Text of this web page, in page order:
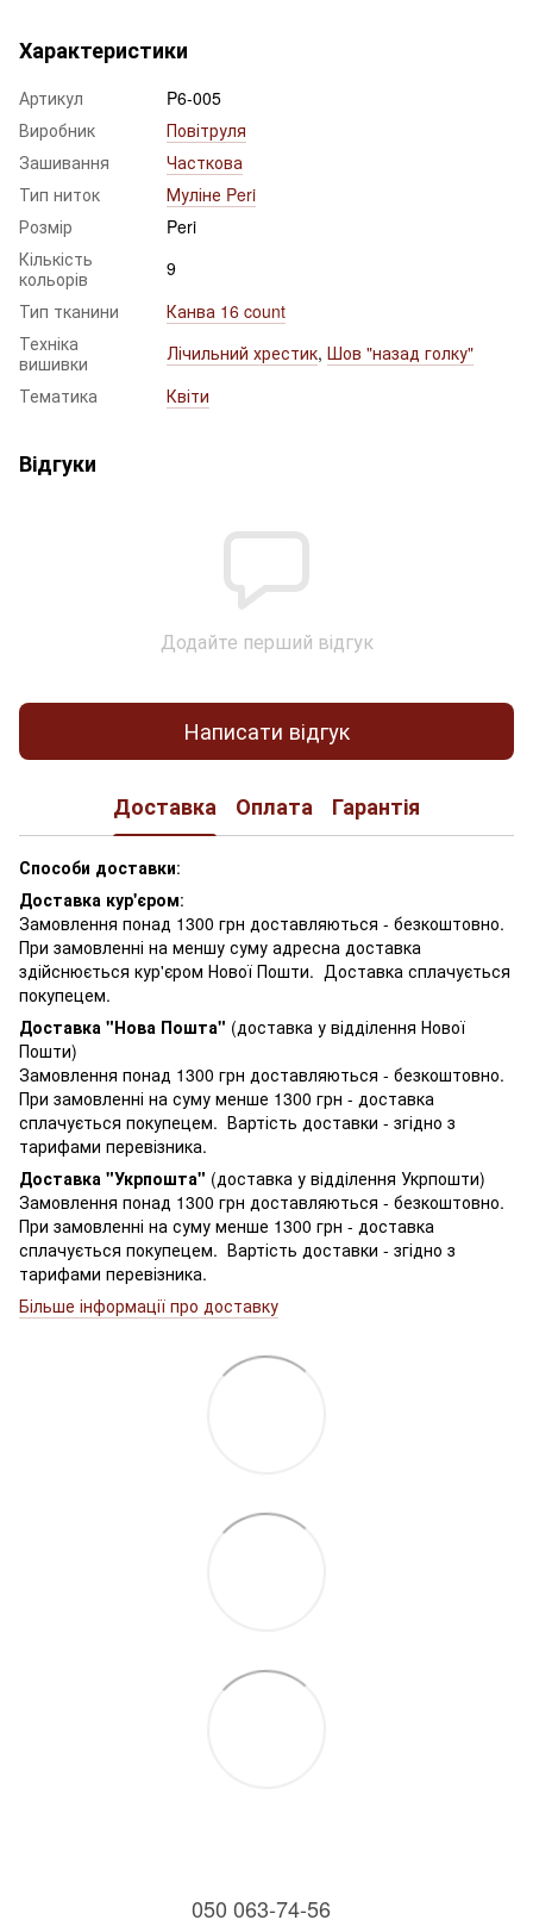
Характеристики
Артикул
P6-005
Виробник
Повітруля
Зашивання
Часткова
Тип ниток
Муліне Peri
Розмір
Peri
Кількість
кольорів
9
Тип тканини
Канва 16 count
Техніка
вишивки
Лічильний хрестик, Шов "назад голку"
Тематика
Квіти
Відгуки
Додайте перший відгук
Написати відгук
Доставка Оплата Гарантія
Способи доставки:
Доставка кур'єром:
Замовлення понад 1300 грн доставляються - безкоштовно.
При замовленні на меншу суму адресна доставка
здійснюється кур'єром Нової Пошти. Доставка сплачується
покупецем.
Доставка "Нова Пошта" (доставка у відділення Нової
Пошти)
Замовлення понад 1300 грн доставляються - безкоштовно.
При замовленні на суму менше 1300 грн - доставка
сплачується покупецем. Вартість доставки - згідно з
тарифами перевізника.
Доставка "Укрпошта" (доставка у відділення Укрпошти)
Замовлення понад 1300 грн доставляються - безкоштовно.
При замовленні на суму менше 1300 грн - доставка
сплачується покупецем. Вартість доставки - згідно з
тарифами перевізника.
Більше інформації про доставку
050 063-74-56